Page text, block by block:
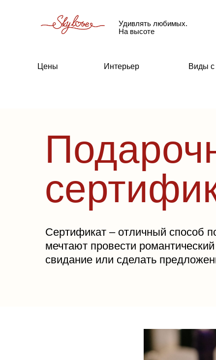
Удивлять любимых.
На высоте
Цены Интерьер Виды
Сертификат – отличный способ
мечтают провести
свидание или сделать